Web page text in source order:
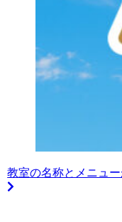
教室の名称とメニュー